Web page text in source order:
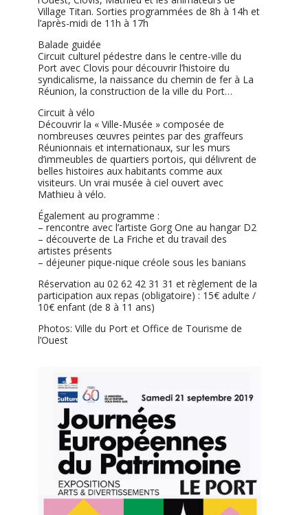
Village Titan. Sorties programmées de 8h à 14h et
l’après-midi de 11h à 17h
Balade guidée
Circuit culturel pédestre dans le centre-ville du
Port avec Clovis pour découvrir l’histoire du
syndicalisme, la naissance du chemin de fer à La
Réunion, la construction de la ville du Port…
Circuit à vélo
Découvrir la « Ville-Musée » composée de
nombreuses œuvres peintes par des graffeurs
Réunionnais et internationaux, sur les murs
d’immeubles de quartiers portois, qui délivrent de
belles histoires aux habitants comme aux
visiteurs. Un vrai musée à ciel ouvert avec
Mathieu à vélo.
Également au programme :
– rencontre avec l’artiste Gorg One au hangar D2
– découverte de La Friche et du travail des
artistes présents
– déjeuner pique-nique créole sous les banians
Réservation au 02 62 42 31 31 et règlement de la
participation aux repas (obligatoire) : 15€ adulte /
10€ enfant (de 8 à 11 ans)
Photos: Ville du Port et Office de Tourisme de
l’Ouest